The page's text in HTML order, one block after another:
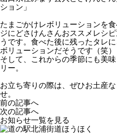
ション」
たまごかけレボリューションを
ジにどさけんさんおススメレシ
うです。食べた後に残ったタレ
ボリューションだそうです（笑）
そして、これからの季節にも美
リー。
お立ち寄りの際は、ぜひお土産
せ。
前の記事へ
次の記事へ
お知らせ一覧を見る